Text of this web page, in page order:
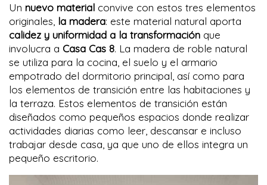
Un nuevo material convive con estos tres elementos
originales, la madera: este material natural aporta
calidez y uniformidad a la transformación que
involucra a Casa Cas 8. La madera de roble natural
se utiliza para la cocina, el suelo y el armario
empotrado del dormitorio principal, así como para
los elementos de transición entre las habitaciones y
la terraza. Estos elementos de transición están
diseñados como pequeños espacios donde realizar
actividades diarias como leer, descansar e incluso
trabajar desde casa, ya que uno de ellos integra un
pequeño escritorio.